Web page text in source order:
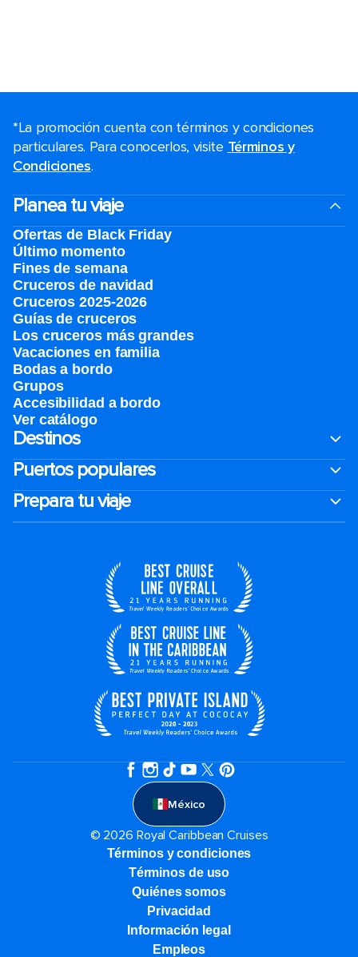
*La promoción cuenta con términos y condiciones
particulares. Para conocerlos, visite Términos y
Condiciones.
Planea tu viaje
Ofertas de Black Friday
Último momento
Fines de semana
Cruceros de navidad
Cruceros 2025-2026
Guías de cruceros
Los cruceros más grandes
Vacaciones en familia
Bodas a bordo
Grupos
Accesibilidad a bordo
Ver catálogo
Destinos
Puertos populares
Prepara tu viaje
México
© 2026 Royal Caribbean Cruises
Términos y condiciones
Términos de uso
Quiénes somos
Privacidad
Información legal
Empleos